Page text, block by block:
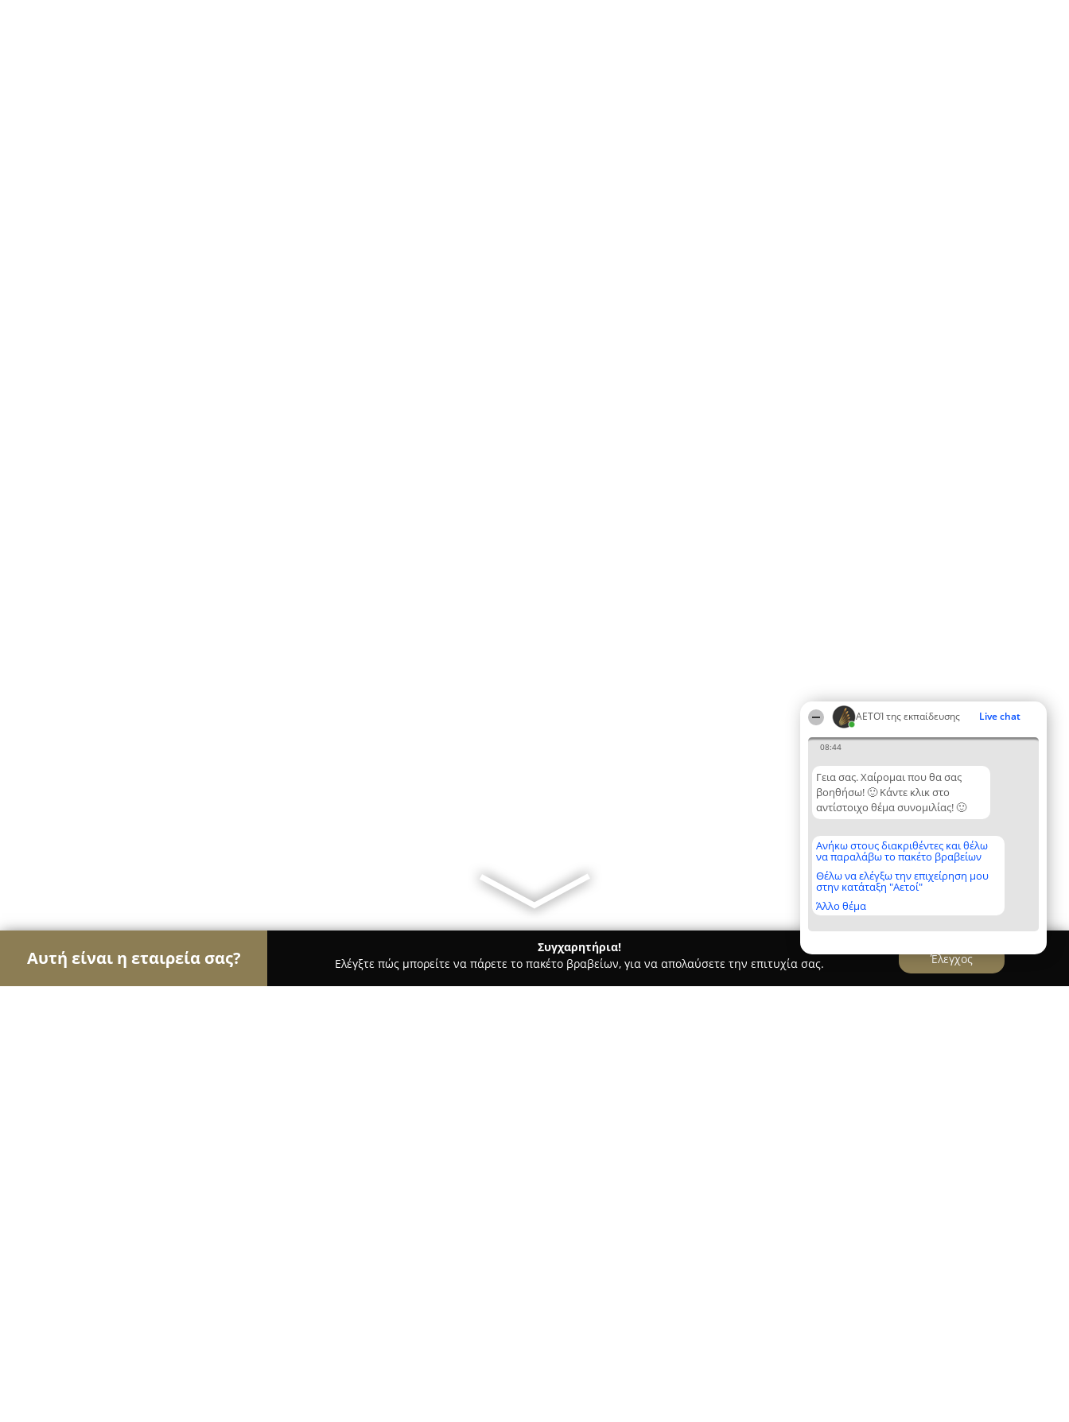
ΑΕΤΟΊ της εκπαίδευσης Live chat
08:44
Γεια σας. Χαίρομαι που θα σας
βοηθήσω! 🙂 Κάντε κλικ στο
αντίστοιχο θέμα συνομιλίας! 🙂
Ανήκω στους διακριθέντες και θέλω
να παραλάβω το πακέτο βραβείων
Θέλω να ελέγξω την επιχείρηση μου
στην κατάταξη "Αετοί"
Άλλο θέμα
Αυτή είναι η εταιρεία σας?
Συγχαρητήρια!
Ελέγξτε πώς μπορείτε να πάρετε το πακέτο βραβείων, για να απολαύσετε την επιτυχία σας.
Έλεγχος